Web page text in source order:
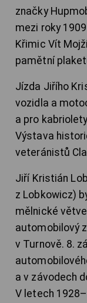
značky
mezi roky
Křimic Vít
pamětní
Jízda Jiřího
vozidla a
a pro
Výstava
veteránistů
Jiří Kristián
z Lobkowicz)
mělnické
automobilový
v Turnově. 8.
a v závodech
V letech